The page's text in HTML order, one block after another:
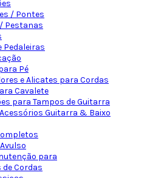
/ Pontes
Pestanas
Pedaleiras
Pé
e Alicates para Cordas
Cavalete
para Tampos de Guitarra
Guitarra & Baixo
para
Cordas